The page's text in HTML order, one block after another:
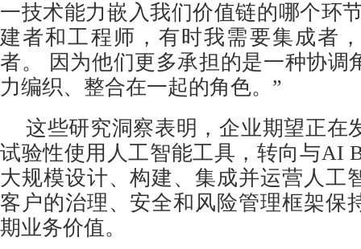
一技术能力嵌入我们价值链的哪个环
建者和工程师，有时我需要集成者
者。 因为他们更多承担的是一种协
力编织、整合在一起的角色。”
这些研究洞察表明，企业期望正在
试验性使用人工智能工具，转向与AI
大规模设计、构建、集成并运营人工
客户的治理、安全和风险管理框架保
期业务价值。